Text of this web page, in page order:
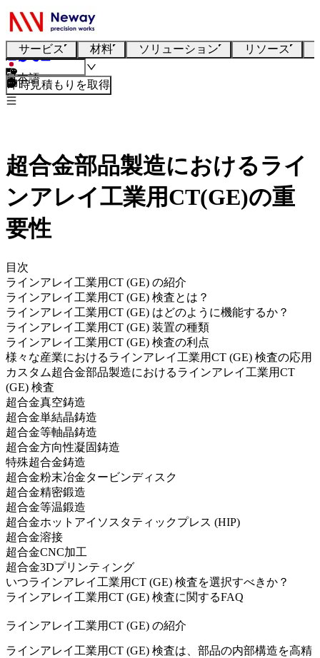
サービス 材料 ソリューション リソース
日本語
即時見積もりを取得
超合金部品製造におけるライ
ンアレイ工業用CT(GE)の重
要性
目次
ラインアレイ工業用CT (GE) の紹介
ラインアレイ工業用CT (GE) 検査とは？
ラインアレイ工業用CT (GE) はどのように機能するか？
ラインアレイ工業用CT (GE) 装置の種類
ラインアレイ工業用CT (GE) 検査の利点
様々な産業におけるラインアレイ工業用CT (GE) 検査の応用
カスタム超合金部品製造におけるラインアレイ工業用CT
(GE) 検査
超合金真空鋳造
超合金単結晶鋳造
超合金等軸晶鋳造
超合金方向性凝固鋳造
特殊超合金鋳造
超合金粉末冶金タービンディスク
超合金精密鍛造
超合金等温鍛造
超合金ホットアイソスタティックプレス (HIP)
超合金溶接
超合金CNC加工
超合金3Dプリンティング
いつラインアレイ工業用CT (GE) 検査を選択すべきか？
ラインアレイ工業用CT (GE) 検査に関するFAQ
ラインアレイ工業用CT (GE) の紹介
ラインアレイ工業用CT (GE) 検査は、部品の内部構造を高精